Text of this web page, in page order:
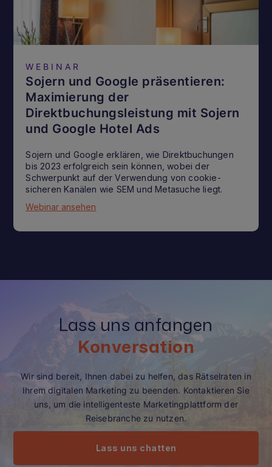
WEBINAR
Sojern und Google präsentieren:
Maximierung der
Direktbuchungsleistung mit Sojern
und Google Hotel Ads
Sojern und Google erklären, wie Direktbuchungen
bis 2023 erfolgreich sein können, wobei der
Schwerpunkt auf der Verwendung von cookie-
sicheren Kanälen wie SEM und Metasuche liegt.
Webinar ansehen
Lass uns anfangen
Konversation
Wir sind bereit, Ihnen dabei zu helfen, das Rätselraten in
Ihrem digitalen Marketing zu beenden. Kontaktieren Sie
uns, um die intelligenteste Marketingplattform der
Reisebranche zu nutzen.
Lass uns chatten